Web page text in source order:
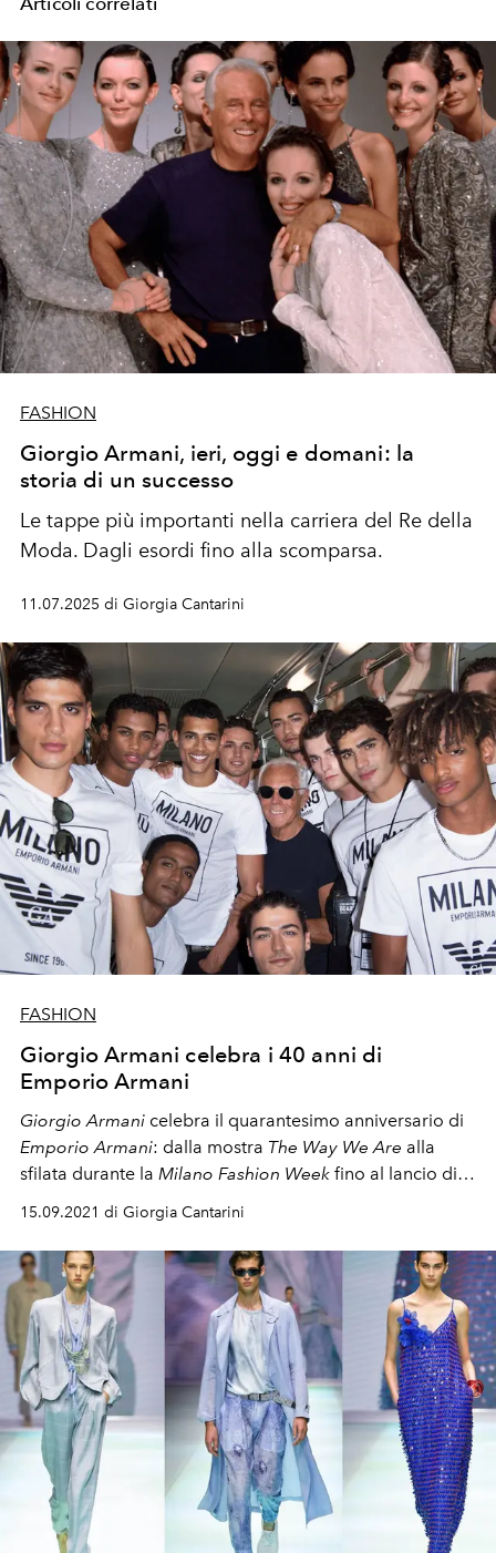
FASHION
Giorgio Armani, ieri, oggi e domani: la
storia di un successo
Le tappe più importanti nella carriera del Re della
Moda. Dagli esordi fino alla scomparsa.
11.07.2025 di Giorgia Cantarini
FASHION
Giorgio Armani celebra i 40 anni di
Emporio Armani
Giorgio Armani celebra il quarantesimo anniversario di
Emporio Armani: dalla mostra The Way We Are alla
sfilata durante la Milano Fashion Week fino al lancio di
una issue speciale di
celebrazione dell'universo di Re Giorgio in tutte le sue
sfumature
15.09.2021 di Giorgia Cantarini